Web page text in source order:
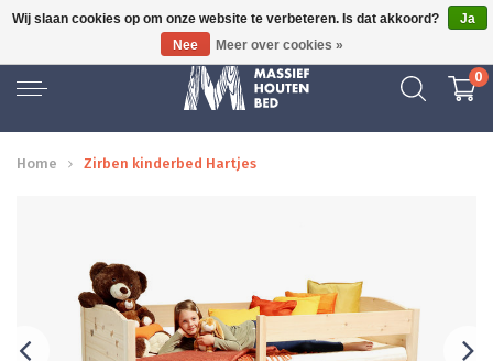
16 JAAR ERVARING
0
Home Zirben kinderbed Hartjes
Wij slaan cookies op om onze website te verbeteren. Is dat akkoord?
Ja
Nee
Meer over cookies »